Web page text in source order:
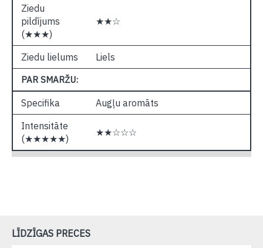
Ziedu
pildījums
(★★★)
★★☆
Ziedu lielums Liels
PAR SMARŽU:
Specifika
Augļu aromāts
Intensitāte
(★★★★★)
★★☆☆☆
LĪDZĪGAS PRECES